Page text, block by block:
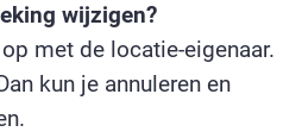
wijzigen?
met de locatie-eigenaar.
kun je annuleren en